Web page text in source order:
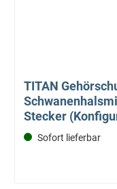
TITAN
Stecker
Sofort lieferbar